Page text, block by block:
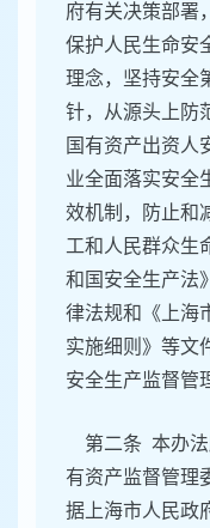
府有关决策部署
保护人民生命安
理念，坚持安全
针，从源头上防
国有资产出资人
业全面落实安全
效机制，防止和
工和人民群众生
和国安全生产法
律法规和《上海
实施细则》等文
安全生产监督管
第二条 本办法
有资产监督管理
据上海市人民政